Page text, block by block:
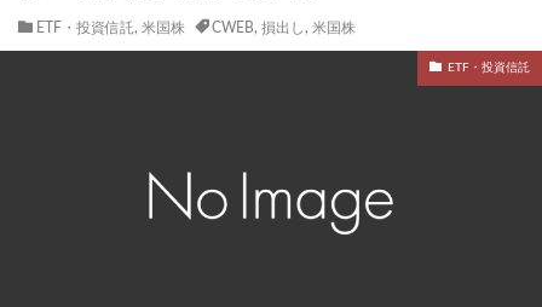
ETF・投資信託, 米国株 CWEB, 損出し , 米国株
ETF・投資信託